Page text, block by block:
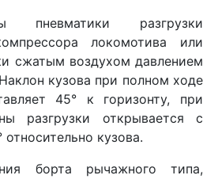
пневматики разгрузки
локомотива или
сжатым воздухом давлением
кузова при полном ходе
45° к горизонту, при
разгрузки открывается с
кузова.
борта рычажного типа,